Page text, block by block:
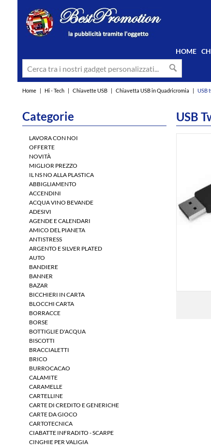
HOME
Home | Hi - Tech | Chiavette USB | Chiavetta USB in Quadricromia | USB
USB
Categorie
LAVORA CON NOI
OFFERTE
NOVITÀ
MIGLIOR PREZZO
IL NS NO ALLA PLASTICA
ABBIGLIAMENTO
ACCENDINI
ACQUA VINO BEVANDE
ADESIVI
AGENDE E CALENDARI
AMICO DEL PIANETA
ANTISTRESS
ARGENTO E SILVER PLATED
AUTO
BANDIERE
BANNER
BAZAR
BICCHIERI IN CARTA
BLOCCHI CARTA
BORRACCE
BORSE
BOTTIGLIE D'ACQUA
BISCOTTI
BRACCIALETTI
BRICO
BURROCACAO
CALAMITE
CARAMELLE
CARTELLINE
CARTE DI CREDITO E GENERICHE
CARTE DA GIOCO
CARTOTECNICA
CIABATTE INFRADITO - SCARPE
CINGHIE PER VALIGIA